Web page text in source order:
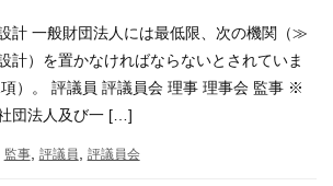
計 一般財団法人には最低限、次の機関（≫
計）を置かなければならないとされていま
）。 評議員 評議員会 理事 理事会 監事 ※
団法人及び一 […]
監事, 評議員 評議員会